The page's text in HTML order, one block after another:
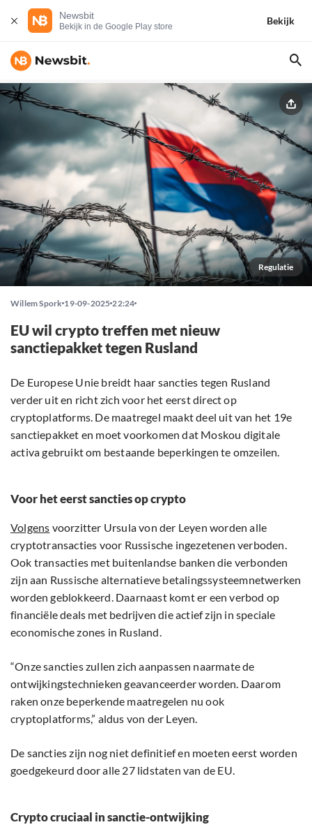
Newsbit
Bekijk in de Google Play store
Bekijk
Regulatie
Willem Spork 19-09-2025 22:24
EU wil crypto treffen met nieuw
sanctiepakket tegen Rusland
De Europese Unie breidt haar sancties tegen Rusland
verder uit en richt zich voor het eerst direct op
cryptoplatforms. De maatregel maakt deel uit van het 19e
sanctiepakket en moet voorkomen dat Moskou digitale
activa gebruikt om bestaande beperkingen te omzeilen.
Voor het eerst sancties op crypto
Volgens voorzitter Ursula von der Leyen worden alle
cryptotransacties voor Russische ingezetenen verboden.
Ook transacties met buitenlandse banken die verbonden
zijn aan Russische alternatieve betalingssysteemnetwerken
worden geblokkeerd. Daarnaast komt er een verbod op
financiële deals met bedrijven die actief zijn in speciale
economische zones in Rusland.
“Onze sancties zullen zich aanpassen naarmate de
ontwijkingstechnieken geavanceerder worden. Daarom
raken onze beperkende maatregelen nu ook
cryptoplatforms,” aldus von der Leyen.
De sancties zijn nog niet definitief en moeten eerst worden
goedgekeurd door alle 27 lidstaten van de EU.
Crypto cruciaal in sanctie-ontwijking